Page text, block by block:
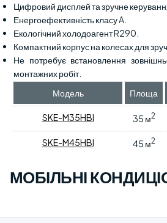
Цифровий дисплей та зручне
Енергоефективність класу A.
Екологічний холодоагент R290.
Компактний корпус на колесах для
Не потребує встановлення
монтажних робіт.
Модель
Площа
SKE-M35HBI 35 м2
SKE-M45HBI 45 м2
МОБІЛЬНІ